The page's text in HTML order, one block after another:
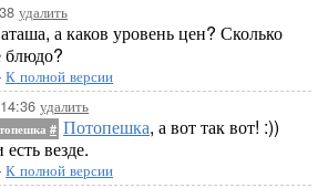
удалить
а каков уровень цен? Сколько
блюдо?
К полной версии
удалить
# Потопешка, а вот так вот! :))
везде.
К полной версии